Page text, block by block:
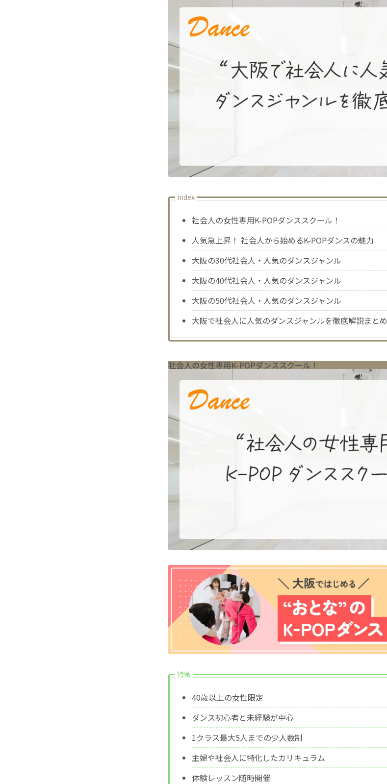
index
社会人の女性専用K-POPダンススクール！
人気急上昇！ 社会人から始めるK-POPダンスの魅力
大阪の30代社会人・人気のダンスジャンル
大阪の40代社会人・人気のダンスジャンル
大阪の50代社会人・人気のダンスジャンル
大阪で社会人に人気のダンスジャンルを徹底解説まとめ
社会人の女性専用K-POPダンススクール！
特徴
40歳以上の女性限定
ダンス初心者と未経験が中心
1クラス最大5人までの少人数制
主婦や社会人に特化したカリキュラム
体験レッスン随時開催